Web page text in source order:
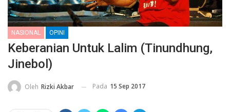
NASIONAL OPINI
Keberanian Untuk Lalim (Tinundhung,
Jinebol)
Oleh Rizki Akbar Pada 15 Sep 2017